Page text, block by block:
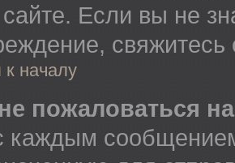
Если вы не
к началу
пожаловаться
каждым